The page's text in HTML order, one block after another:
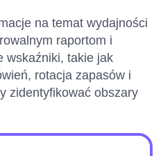
na temat wydajności
raportom i
wskaźniki, takie jak
rotacja zapasów i
zidentyfikować obszary